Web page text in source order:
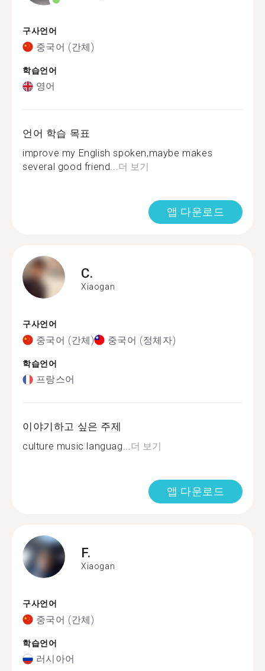
구사언어
중국어 (간체)
학습언어
영어
언어 학습 목표
improve my English spoken,maybe makes
several good friend...더 보기
앱 다운로드
C.
Xiaogan
구사언어
중국어 (간체) 중국어 (정체자)
학습언어
프랑스어
이야기하고 싶은 주제
culture music languag...더 보기
앱 다운로드
F.
Xiaogan
구사언어
중국어 (간체)
학습언어
러시아어